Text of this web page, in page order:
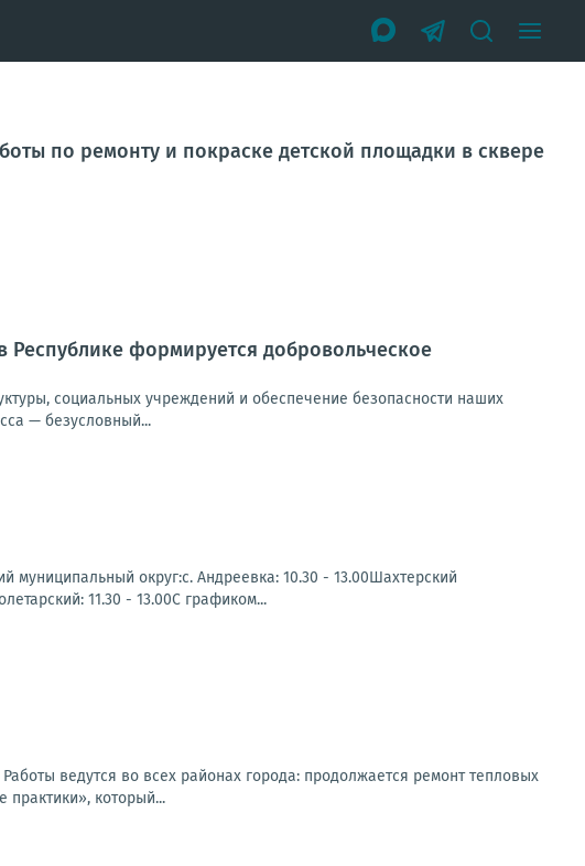
по ремонту и покраске детской площадки в сквере
формируется добровольческое
социальных учреждений и обеспечение безопасности наших
— безусловный...
муниципальный округ:с. Андреевка: 10.30 - 13.00Шахтерский
11.30 - 13.00С графиком...
ведутся во всех районах города: продолжается ремонт тепловых
практики», который...